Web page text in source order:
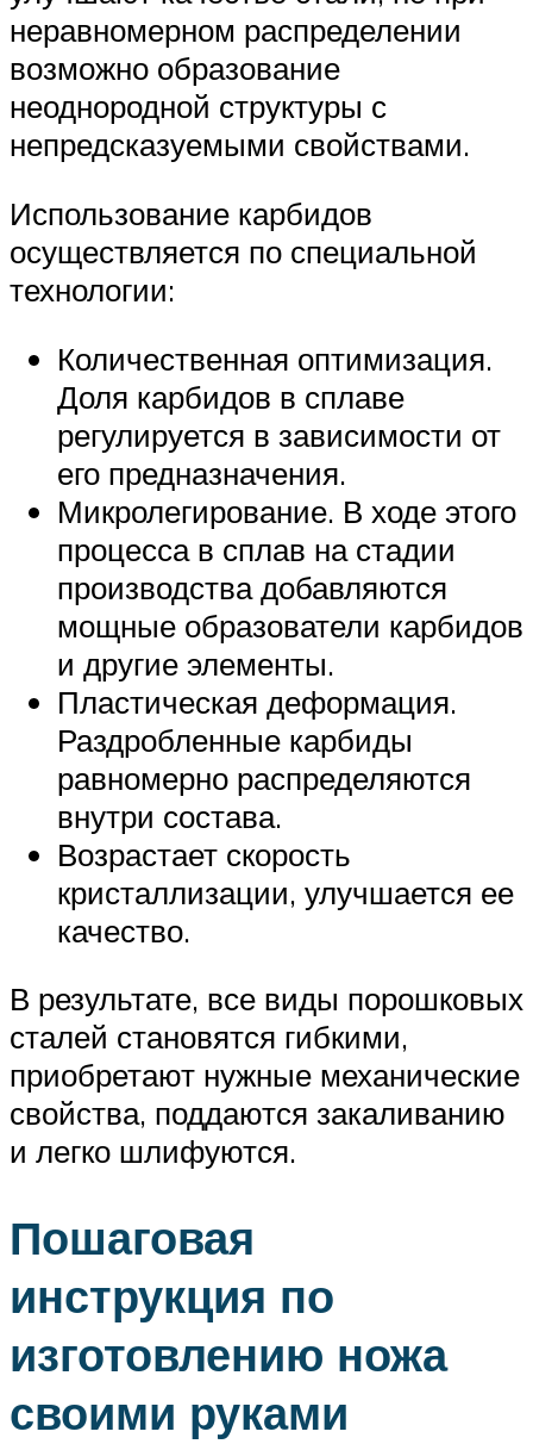
неравномерном распределении
возможно образование
неоднородной структуры с
непредсказуемыми свойствами.
Использование карбидов
осуществляется по специальной
технологии:
Количественная оптимизация.
Доля карбидов в сплаве
регулируется в зависимости от
его предназначения.
Микролегирование. В ходе этого
процесса в сплав на стадии
производства добавляются
мощные образователи карбидов
и другие элементы.
Пластическая деформация.
Раздробленные карбиды
равномерно распределяются
внутри состава.
Возрастает скорость
кристаллизации, улучшается ее
качество.
В результате, все виды порошковых
сталей становятся гибкими,
приобретают нужные механические
свойства, поддаются закаливанию
и легко шлифуются.
Пошаговая
инструкция по
изготовлению ножа
своими руками